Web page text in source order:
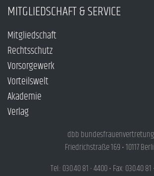
MITGLIEDSCHAFT & SERVICE
Mitgliedschaft
Rechtsschutz
Vorsorgewerk
Vorteilswelt
Akademie
Verlag
dbb bundesfrauenvertretung
Friedrichstraße 169 • 10117
Tel.: 030.40 81 - 4400 • Fax: 030.40